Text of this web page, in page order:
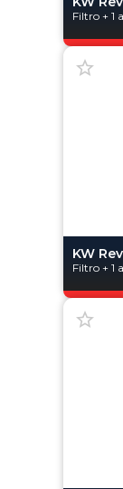
Filtro + 1
KW
Filtro + 1